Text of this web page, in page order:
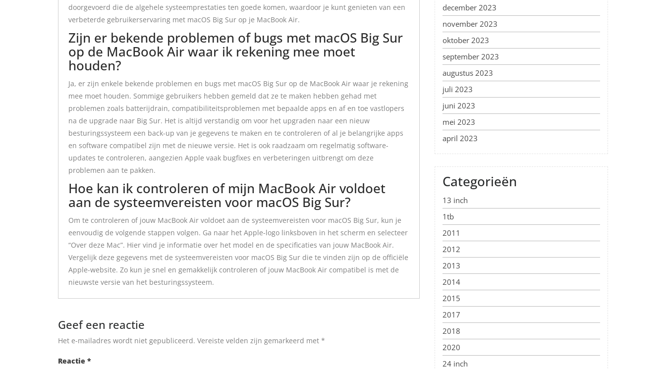
doorgevoerd die de algehele systeemprestaties ten goede komen, waardoor je kunt genieten van een
verbeterde gebruikerservaring met macOS Big Sur op je MacBook Air.
Zijn er bekende problemen of bugs met macOS Big Sur
op de MacBook Air waar ik rekening mee moet
houden?
Ja, er zijn enkele bekende problemen en bugs met macOS Big Sur op de MacBook Air waar je rekening
mee moet houden. Sommige gebruikers hebben gemeld dat ze te maken hebben gehad met
problemen zoals batterijdrain, compatibiliteitsproblemen met bepaalde apps en af en toe vastlopers
na de upgrade naar Big Sur. Het is altijd verstandig om voor het upgraden naar een nieuw
besturingssysteem een back-up van je gegevens te maken en te controleren of al je belangrijke apps
en software compatibel zijn met de nieuwe versie. Het is ook raadzaam om regelmatig software-
updates te controleren, aangezien Apple vaak bugfixes en verbeteringen uitbrengt om deze
problemen aan te pakken.
Hoe kan ik controleren of mijn MacBook Air voldoet
aan de systeemvereisten voor macOS Big Sur?
Om te controleren of jouw MacBook Air voldoet aan de systeemvereisten voor macOS Big Sur, kun je
eenvoudig de volgende stappen volgen. Ga naar het Apple-logo linksboven in het scherm en selecteer
“Over deze Mac”. Hier vind je informatie over het model en de specificaties van jouw MacBook Air.
Vergelijk deze gegevens met de systeemvereisten voor macOS Big Sur die te vinden zijn op de officiële
Apple-website. Zo kun je snel en gemakkelijk controleren of jouw MacBook Air compatibel is met de
nieuwste versie van het besturingssysteem.
Geef een reactie
Het e-mailadres wordt niet gepubliceerd. Vereiste velden zijn gemarkeerd met *
Reactie *
december 2023
november 2023
oktober 2023
september 2023
augustus 2023
juli 2023
juni 2023
mei 2023
april 2023
Categorieën
13 inch
1tb
2011
2012
2013
2014
2015
2017
2018
2020
24 inch